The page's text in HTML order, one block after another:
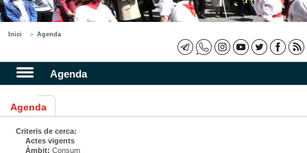
Inici Agenda
Agenda
Agenda
Criteris de cerca:
Actes vigents
Àmbit: Consum